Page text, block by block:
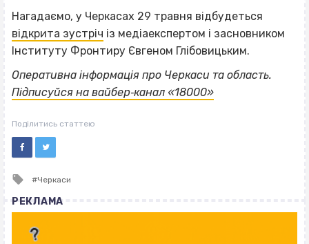
Нагадаємо, у Черкасах 29 травня відбудеться
відкрита зустріч із медіаекспертом і засновником
Інституту Фронтиру Євгеном Глібовицьким.
Оперативна інформація про Черкаси та область.
Підписуйся на вайбер‐канал «18000»
Поділитись статтею
Tagged
Черкаси
РЕКЛАМА